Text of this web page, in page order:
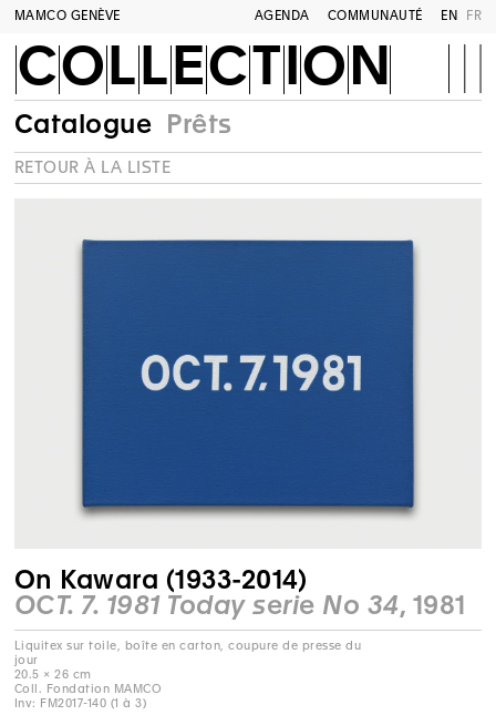
MAMCO GENÈVE AGENDA COMMUNAUTÉ EN FR
COLLECTION
Catalogue Prêts
RETOUR À LA LISTE
On Kawara (1933-2014)
OCT. 7. 1981 Today serie No 34, 1981
Liquitex sur toile, boîte en carton, coupure de presse du
jour
20.5 × 26 cm
Coll. Fondation MAMCO
Inv: FM2017-140 (1 à 3)